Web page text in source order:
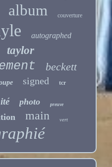
album couverture
autographed
taylor
beckett
signed tcr
photo preuve
main vert